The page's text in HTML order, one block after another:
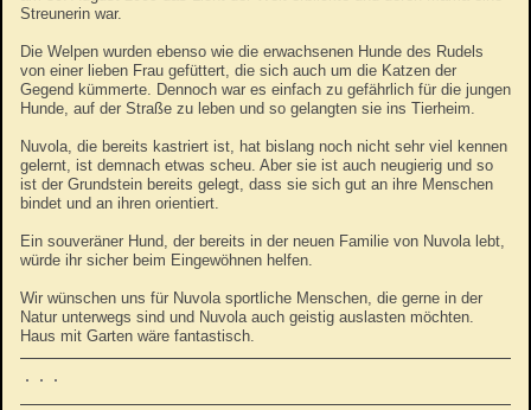
Streunerin war.
Die Welpen wurden ebenso wie die erwachsenen Hunde des Rudels
von einer lieben Frau gefüttert, die sich auch um die Katzen der
Gegend kümmerte. Dennoch war es einfach zu gefährlich für die jungen
Hunde, auf der Straße zu leben und so gelangten sie ins Tierheim.
Nuvola, die bereits kastriert ist, hat bislang noch nicht sehr viel kennen
gelernt, ist demnach etwas scheu. Aber sie ist auch neugierig und so
ist der Grundstein bereits gelegt, dass sie sich gut an ihre Menschen
bindet und an ihren orientiert.
Ein souveräner Hund, der bereits in der neuen Familie von Nuvola lebt,
würde ihr sicher beim Eingewöhnen helfen.
Wir wünschen uns für Nuvola sportliche Menschen, die gerne in der
Natur unterwegs sind und Nuvola auch geistig auslasten möchten.
Haus mit Garten wäre fantastisch.